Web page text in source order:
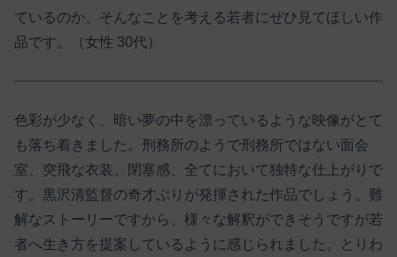
ているのか、そんなことを考える若者にぜひ見てほしい作
品です。（女性 30代）
色彩が少なく、暗い夢の中を漂っているような映像がとて
も落ち着きました。刑務所のようで刑務所ではない面会
室、突飛な衣装、閉塞感、全てにおいて独特な仕上がりで
す。黒沢清監督の奇才ぶりが発揮された作品でしょう。難
解なストーリーですから、様々な解釈ができそうですが若
者へ生き方を提案しているように感じられました。とりわ